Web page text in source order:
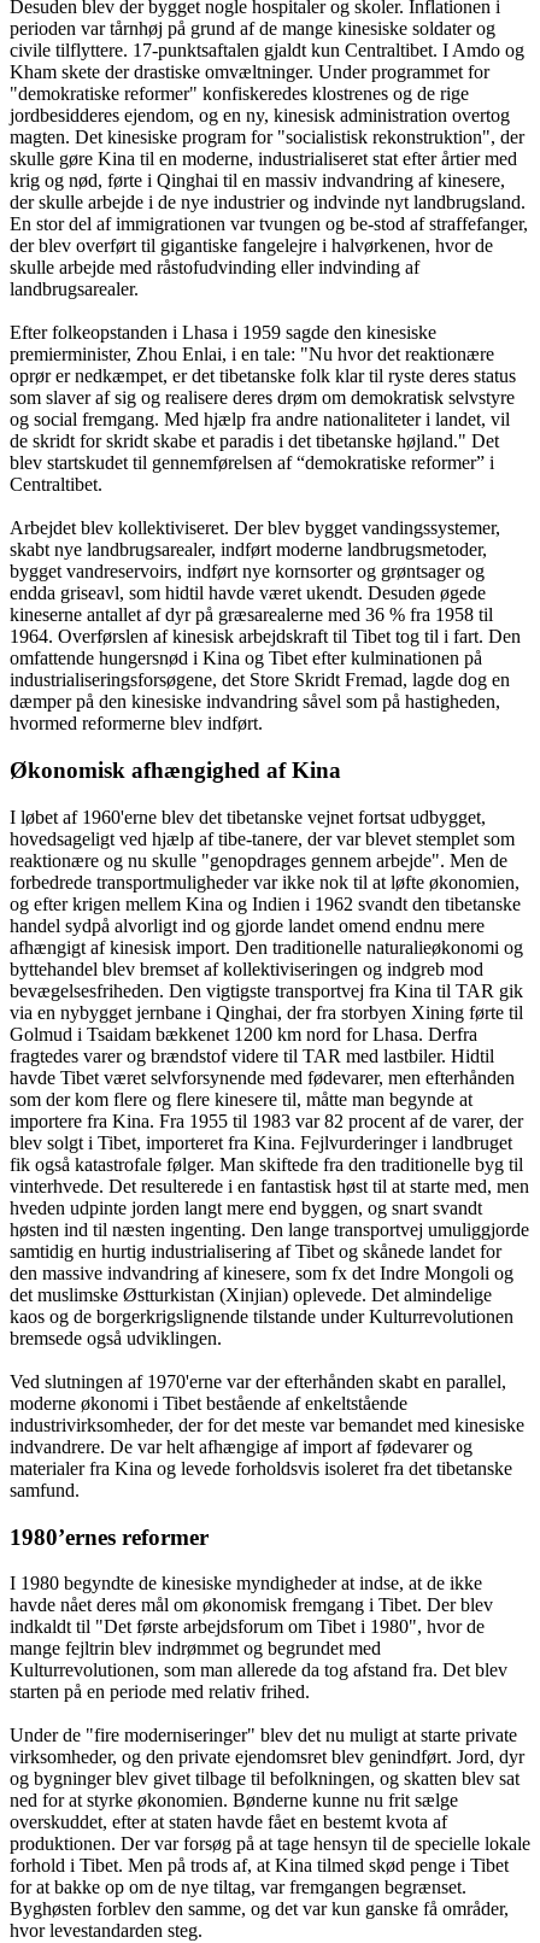
Desuden blev der bygget nogle hospitaler og skoler. Inflationen i
perioden var tårnhøj på grund af de mange kinesiske soldater og
civile tilflyttere. 17-punktsaftalen gjaldt kun Centraltibet. I Amdo og
Kham skete der drastiske omvæltninger. Under programmet for
"demokratiske reformer" konfiskeredes klostrenes og de rige
jordbesidderes ejendom, og en ny, kinesisk administration overtog
magten. Det kinesiske program for "socialistisk rekonstruktion", der
skulle gøre Kina til en moderne, industrialiseret stat efter årtier med
krig og nød, førte i Qinghai til en massiv indvandring af kinesere,
der skulle arbejde i de nye industrier og indvinde nyt landbrugsland.
En stor del af immigrationen var tvungen og be-stod af straffefanger,
der blev overført til gigantiske fangelejre i halvørkenen, hvor de
skulle arbejde med råstofudvinding eller indvinding af
landbrugsarealer.
Efter folkeopstanden i Lhasa i 1959 sagde den kinesiske
premierminister, Zhou Enlai, i en tale: "Nu hvor det reaktionære
oprør er nedkæmpet, er det tibetanske folk klar til ryste deres status
som slaver af sig og realisere deres drøm om demokratisk selvstyre
og social fremgang. Med hjælp fra andre nationaliteter i landet, vil
de skridt for skridt skabe et paradis i det tibetanske højland." Det
blev startskudet til gennemførelsen af “demokratiske reformer” i
Centraltibet.
Arbejdet blev kollektiviseret. Der blev bygget vandingssystemer,
skabt nye landbrugsarealer, indført moderne landbrugsmetoder,
bygget vandreservoirs, indført nye kornsorter og grøntsager og
endda griseavl, som hidtil havde været ukendt. Desuden øgede
kineserne antallet af dyr på græsarealerne med 36 % fra 1958 til
1964. Overførslen af kinesisk arbejdskraft til Tibet tog til i fart. Den
omfattende hungersnød i Kina og Tibet efter kulminationen på
industrialiseringsforsøgene, det Store Skridt Fremad, lagde dog en
dæmper på den kinesiske indvandring såvel som på hastigheden,
hvormed reformerne blev indført.
Økonomisk afhængighed af Kina
I løbet af 1960'erne blev det tibetanske vejnet fortsat udbygget,
hovedsageligt ved hjælp af tibe-tanere, der var blevet stemplet som
reaktionære og nu skulle "genopdrages gennem arbejde". Men de
forbedrede transportmuligheder var ikke nok til at løfte økonomien,
og efter krigen mellem Kina og Indien i 1962 svandt den tibetanske
handel sydpå alvorligt ind og gjorde landet omend endnu mere
afhængigt af kinesisk import. Den traditionelle naturalieøkonomi og
byttehandel blev bremset af kollektiviseringen og indgreb mod
bevægelsesfriheden. Den vigtigste transportvej fra Kina til TAR gik
via en nybygget jernbane i Qinghai, der fra storbyen Xining førte til
Golmud i Tsaidam bækkenet 1200 km nord for Lhasa. Derfra
fragtedes varer og brændstof videre til TAR med lastbiler. Hidtil
havde Tibet været selvforsynende med fødevarer, men efterhånden
som der kom flere og flere kinesere til, måtte man begynde at
importere fra Kina. Fra 1955 til 1983 var 82 procent af de varer, der
blev solgt i Tibet, importeret fra Kina. Fejlvurderinger i landbruget
fik også katastrofale følger. Man skiftede fra den traditionelle byg til
vinterhvede. Det resulterede i en fantastisk høst til at starte med, men
hveden udpinte jorden langt mere end byggen, og snart svandt
høsten ind til næsten ingenting. Den lange transportvej umuliggjorde
samtidig en hurtig industrialisering af Tibet og skånede landet for
den massive indvandring af kinesere, som fx det Indre Mongoli og
det muslimske Østturkistan (Xinjian) oplevede. Det almindelige
kaos og de borgerkrigslignende tilstande under Kulturrevolutionen
bremsede også udviklingen.
Ved slutningen af 1970'erne var der efterhånden skabt en parallel,
moderne økonomi i Tibet bestående af enkeltstående
industrivirksomheder, der for det meste var bemandet med kinesiske
indvandrere. De var helt afhængige af import af fødevarer og
materialer fra Kina og levede forholdsvis isoleret fra det tibetanske
samfund.
1980’ernes reformer
I 1980 begyndte de kinesiske myndigheder at indse, at de ikke
havde nået deres mål om økonomisk fremgang i Tibet. Der blev
indkaldt til "Det første arbejdsforum om Tibet i 1980", hvor de
mange fejltrin blev indrømmet og begrundet med
Kulturrevolutionen, som man allerede da tog afstand fra. Det blev
starten på en periode med relativ frihed.
Under de "fire moderniseringer" blev det nu muligt at starte private
virksomheder, og den private ejendomsret blev genindført. Jord, dyr
og bygninger blev givet tilbage til befolkningen, og skatten blev sat
ned for at styrke økonomien. Bønderne kunne nu frit sælge
overskuddet, efter at staten havde fået en bestemt kvota af
produktionen. Der var forsøg på at tage hensyn til de specielle lokale
forhold i Tibet. Men på trods af, at Kina tilmed skød penge i Tibet
for at bakke op om de nye tiltag, var fremgangen begrænset.
Byghøsten forblev den samme, og det var kun ganske få områder,
hvor levestandarden steg.